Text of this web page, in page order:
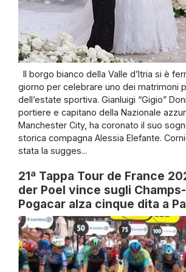
Il borgo bianco della Valle d’Itria si è
giorno per celebrare uno dei matrimoni
dell’estate sportiva. Gianluigi “Gigio”
portiere e capitano della Nazionale
Manchester City, ha coronato il suo
storica compagna Alessia Elefante.
stata la sugges...
21ª Tappa Tour de France
der Poel vince sugli
Pogacar alza cinque dita a